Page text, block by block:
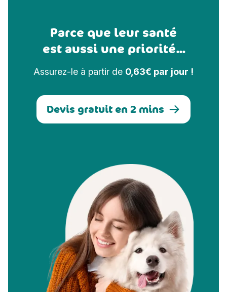
Parce que leur santé
est aussi une priorité...
Assurez-le à partir de 0,63€ par jour !
Devis gratuit en 2 mins